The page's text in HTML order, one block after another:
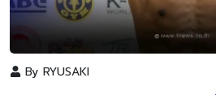
By RYUSAKI